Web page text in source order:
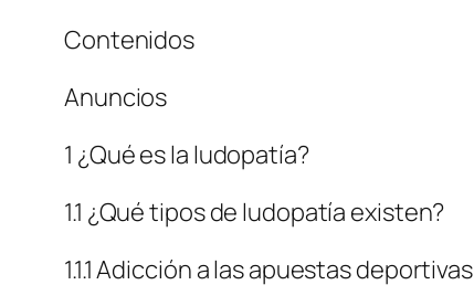
Contenidos
Anuncios
1 ¿Qué es la ludopatía?
1.1 ¿Qué tipos de ludopatía existen?
1.1.1 Adicción a las apuestas deportivas